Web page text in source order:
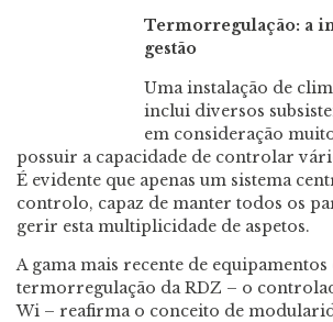
Termorregulação: a
gestão
Uma instalação de
inclui diversos
em consideração
possuir a capacidade de controlar
É evidente que apenas um sistema
controlo, capaz de manter todos os
gerir esta multiplicidade de aspetos.
A gama mais recente de equipamentos
termorregulação da RDZ – o
Wi – reafirma o conceito de